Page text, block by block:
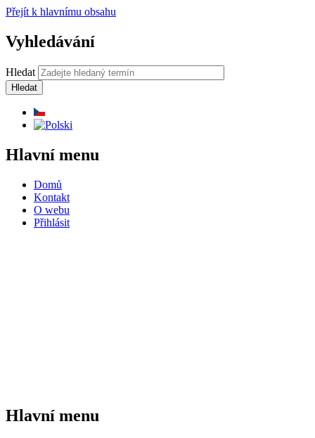
Přejít k hlavnímu obsahu
Vyhledávání
Hledat
Hlavní menu
Domů
Kontakt
O webu
Přihlásit
Hlavní menu